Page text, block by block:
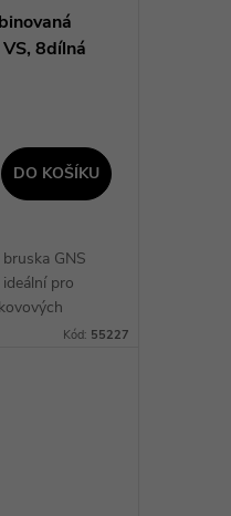
8dílná
DO KOŠÍKU
GNS
pro
nožů,
Kód: 55227